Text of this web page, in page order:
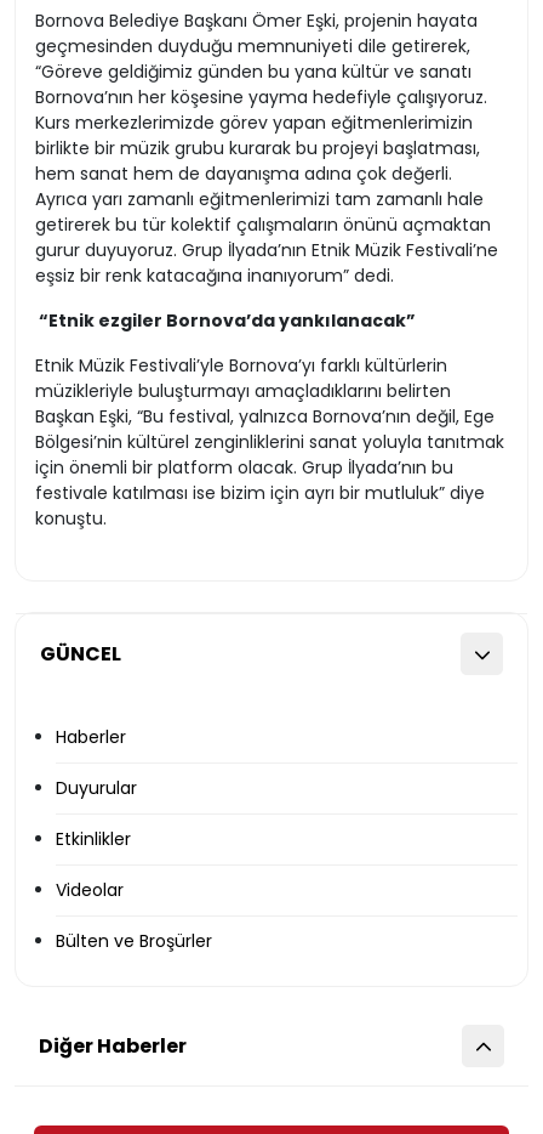
GÜNCEL
Haberler
Duyurular
Etkinlikler
Videolar
Bülten ve Broşürler
Bornova Belediye Başkanı Ömer Eşki, projenin hayata
geçmesinden duyduğu memnuniyeti dile getirerek,
“Göreve geldiğimiz günden bu yana kültür ve sanatı
Bornova’nın her köşesine yayma hedefiyle çalışıyoruz.
Kurs merkezlerimizde görev yapan eğitmenlerimizin
birlikte bir müzik grubu kurarak bu projeyi başlatması,
hem sanat hem de dayanışma adına çok değerli.
Ayrıca yarı zamanlı eğitmenlerimizi tam zamanlı hale
getirerek bu tür kolektif çalışmaların önünü açmaktan
gurur duyuyoruz. Grup İlyada’nın Etnik Müzik Festivali’ne
eşsiz bir renk katacağına inanıyorum” dedi.
“Etnik ezgiler Bornova’da yankılanacak”
Etnik Müzik Festivali’yle Bornova’yı farklı kültürlerin
müzikleriyle buluşturmayı amaçladıklarını belirten
Başkan Eşki, “Bu festival, yalnızca Bornova’nın değil, Ege
Bölgesi’nin kültürel zenginliklerini sanat yoluyla tanıtmak
için önemli bir platform olacak. Grup İlyada’nın bu
festivale katılması ise bizim için ayrı bir mutluluk” diye
konuştu.
Diğer Haberler